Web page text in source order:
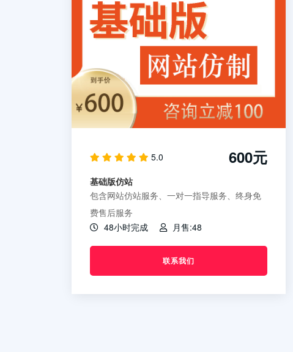
5.0 600元
基础版仿站
包含网站仿站服务、一对一指导服务、终身免
费售后服务
48小时完成
月售:48
联系我们